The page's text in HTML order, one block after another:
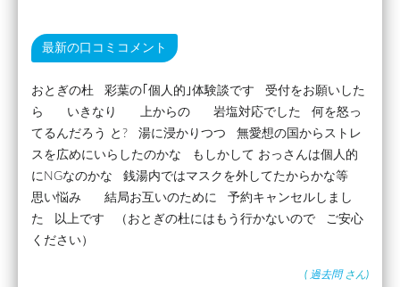
最新の口コミコメント
おとぎの杜 彩葉の｢個人的｣体験談です 受付をお願いした
ら いきなり 上からの 岩塩対応でした 何を怒っ
てるんだろう と? 湯に浸かりつつ 無愛想の国からストレ
スを広めにいらしたのかな もしかして おっさんは個人的
にNGなのかな 銭湯内ではマスクを外してたからかな等
思い悩み 結局お互いのために 予約キャンセルしまし
た 以上です （おとぎの杜にはもう行かないので ご安心
ください）
( 過去問 さん)